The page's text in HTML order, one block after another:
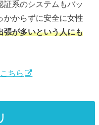
証系のシステムもバッ
かからずに安全に女性
張が多いという人にも
ちら